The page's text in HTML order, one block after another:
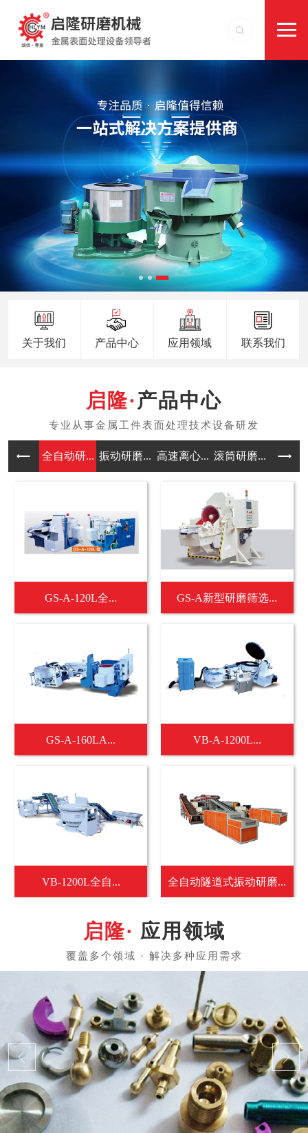
关于我们 产品中心 应用领域 联系我们
产品中心
全自动研... 振动研磨... 高速离心... 滚筒研磨... 涡流
GS-A-120L全... GS-A新型研磨筛选...
GS-A-160LA... VB-A-1200L...
VB-1200L全自... 全自动隧道式振动研磨...
应用领域